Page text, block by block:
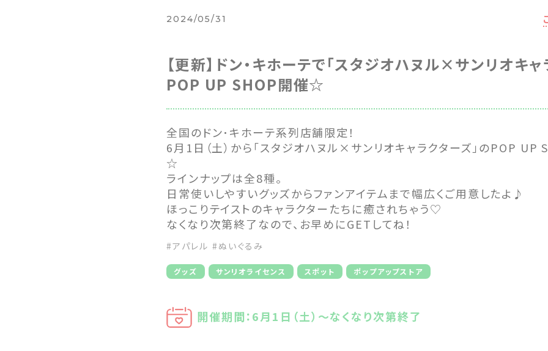
2024/05/31
【更新】ドン・キホーテで「スタジオハヌル×サンリオキャ
POP UP SHOP開催☆
全国のドン･キホーテ系列店舗限定！
6月1日（土）から「スタジオハヌル×サンリオキャラクターズ」のPOP UP
☆
ラインナップは全8種。
日常使いしやすいグッズからファンアイテムまで幅広くご用意したよ♪
ほっこりテイストのキャラクターたちに癒されちゃう♡
なくなり次第終了なので、お早めにGETしてね！
#アパレル #ぬいぐるみ
グッズ サンリオライセンス スポット ポップアップストア
開催期間：6月1日（土）〜なくなり次第終了